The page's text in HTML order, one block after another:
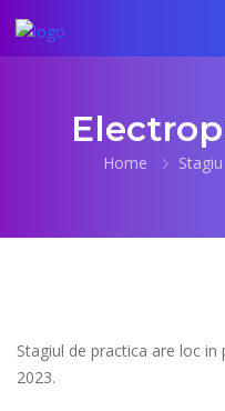
Home Stagiu
Stagiul de practica are loc
2023.